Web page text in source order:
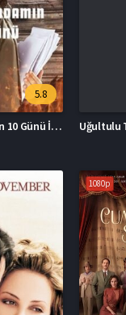
5.8
Meraklı Adamın 10 Günü İzle
1080p